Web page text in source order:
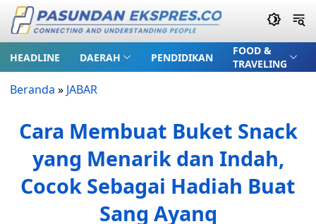
HEADLINE DAERAH PENDIDIKAN
FOOD &
TRAVELING
Beranda » JABAR
Cara Membuat Buket Snack
yang Menarik dan Indah,
Cocok Sebagai Hadiah Buat
Sang Ayanq